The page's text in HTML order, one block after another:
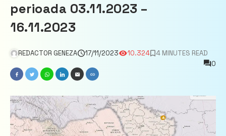
perioada 03.11.2023 –
16.11.2023
REDACTOR GENEZA 17/11/2023 10.324
4 MINUTES READ
0